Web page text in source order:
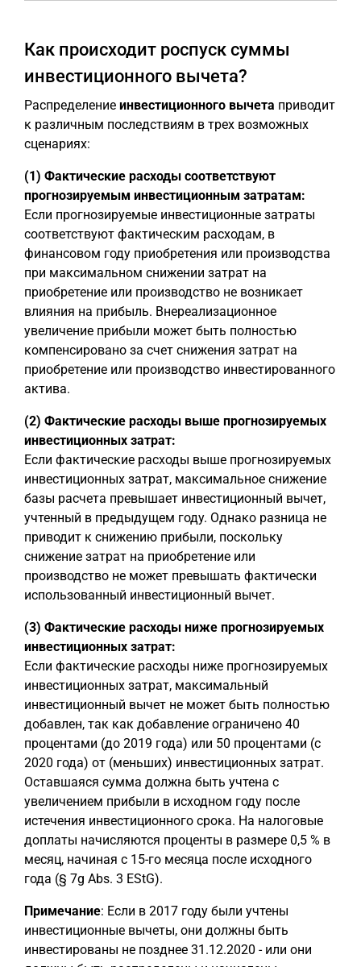
Как происходит роспуск суммы
инвестиционного вычета?
Распределение инвестиционного вычета приводит
к различным последствиям в трех возможных
сценариях:
(1) Фактические расходы соответствуют
прогнозируемым инвестиционным затратам:
Если прогнозируемые инвестиционные затраты
соответствуют фактическим расходам, в
финансовом году приобретения или производства
при максимальном снижении затрат на
приобретение или производство не возникает
влияния на прибыль. Внереализационное
увеличение прибыли может быть полностью
компенсировано за счет снижения затрат на
приобретение или производство инвестированного
актива.
(2) Фактические расходы выше прогнозируемых
инвестиционных затрат:
Если фактические расходы выше прогнозируемых
инвестиционных затрат, максимальное снижение
базы расчета превышает инвестиционный вычет,
учтенный в предыдущем году. Однако разница не
приводит к снижению прибыли, поскольку
снижение затрат на приобретение или
производство не может превышать фактически
использованный инвестиционный вычет.
(3) Фактические расходы ниже прогнозируемых
инвестиционных затрат:
Если фактические расходы ниже прогнозируемых
инвестиционных затрат, максимальный
инвестиционный вычет не может быть полностью
добавлен, так как добавление ограничено 40
процентами (до 2019 года) или 50 процентами (с
2020 года) от (меньших) инвестиционных затрат.
Оставшаяся сумма должна быть учтена с
увеличением прибыли в исходном году после
истечения инвестиционного срока. На налоговые
доплаты начисляются проценты в размере 0,5 % в
месяц, начиная с 15-го месяца после исходного
года (§ 7g Abs. 3 EStG).
Примечание: Если в 2017 году были учтены
инвестиционные вычеты, они должны быть
инвестированы не позднее 31.12.2020 - или они